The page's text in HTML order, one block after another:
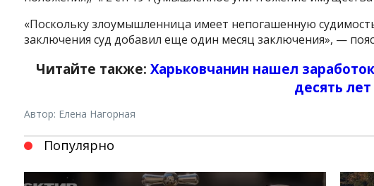
«Поскольку злоумышленница имеет непогашенную
заключения суд добавил еще один месяц заключения», —
Читайте также: Харьковчанин нашел
десять лет
Автор: Елена Нагорная
Популярно